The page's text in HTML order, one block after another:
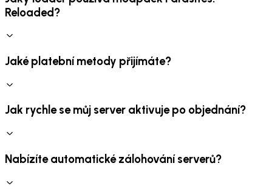
Reloaded?
Jaké platební metody přijímáte?
Jak rychle se můj server aktivuje po objednání?
Nabízíte automatické zálohování serverů?